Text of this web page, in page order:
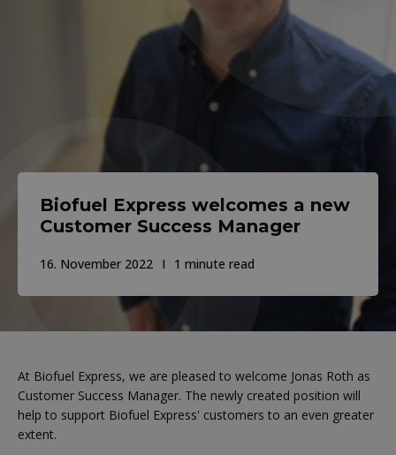
Biofuel Express welcomes a new
Customer Success Manager
16. November 2022 1 minute read
At Biofuel Express, we are pleased to welcome Jonas Roth as
Customer Success Manager. The newly created position will
help to support Biofuel Express' customers to an even greater
extent.